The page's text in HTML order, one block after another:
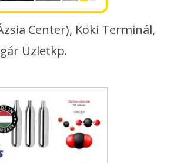
Center), Köki Terminál,
Üzletkp.